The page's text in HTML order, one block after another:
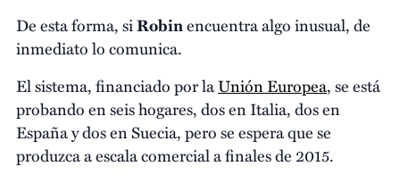
De esta forma, siRobinencuentra algo inusual, de
inmediato lo comunica.
El sistema, financiado por laUnión Europea, se está
probando en seis hogares, dos en Italia, dos en
España y dos en Suecia, pero se espera que se
produzca a escala comercial a finales de 2015.